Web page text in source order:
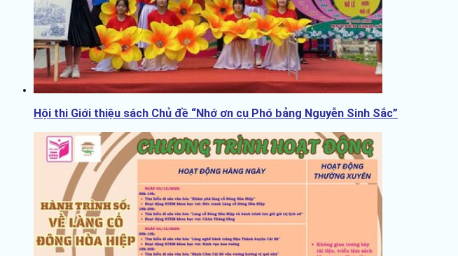
Hội thi Giới thiệu sách Chủ đề “Nhớ ơn cụ Phó bảng Nguyễn Sinh Sắc”